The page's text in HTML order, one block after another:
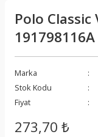
Polo Classic
191798116A
Marka
Stok Kodu
Fiyat
273,70 ₺